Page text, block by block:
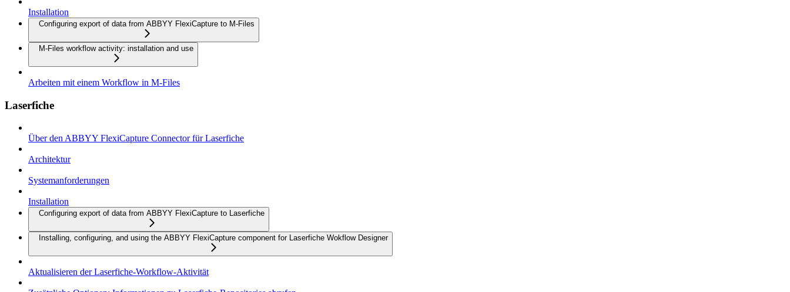
Installation
Configuring export of data from ABBYY FlexiCapture to M-Files
M-Files workflow activity: installation and use
Arbeiten mit einem Workflow in M-Files
Laserfiche
Über den ABBYY FlexiCapture Connector für Laserfiche
Architektur
Systemanforderungen
Installation
Configuring export of data from ABBYY FlexiCapture to Laserfiche
Installing, configuring, and using the ABBYY FlexiCapture component for Laserfiche Wokflow Designer
Aktualisieren der Laserfiche-Workflow-Aktivität